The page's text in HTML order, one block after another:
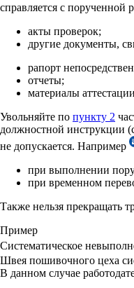
справляется с порученной
акты проверок;
другие документы,
рапорт
отчеты;
материалы
Увольняйте по пункту 2
должностной инструкции
не допускается. Например
при выполнении
при временном
Также нельзя прекращать
Пример
Систематическое
Швея пошивочного цеха
В данном случае